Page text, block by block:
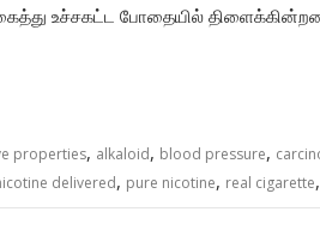
உச்சகட்ட போதையில்
properties, alkaloid, blood pressure,
delivered, pure nicotine, real cigarette,